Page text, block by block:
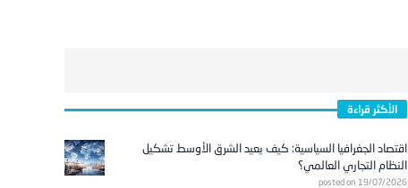
الأكثر قراءة
اقتصاد الجغرافيا السياسية: كيف يعيد الشرق الأوسط تشكيل
النظام التجاري العالمي؟
posted on 19/07/2026